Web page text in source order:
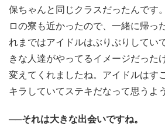
保ちゃんと同じクラスだったんです
ロの寮も近かったので、一緒に帰っ
れまではアイドルはぶりぶりしてい
きな人達がやってるイメージだった
変えてくれましたね。アイドルはす
キラしていてステキだなって思うよ
──それは大きな出会いですね。